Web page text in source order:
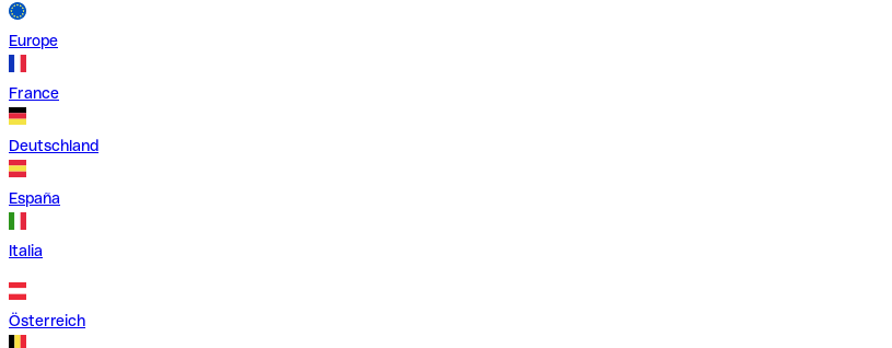
Europe
France
Deutschland
España
Italia
Österreich